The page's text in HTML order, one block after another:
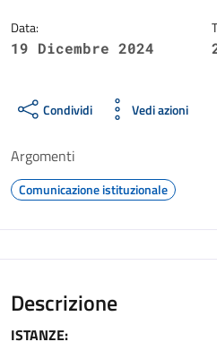
Data:
19 Dicembre 2024
Condividi Vedi azioni
Argomenti
Comunicazione istituzionale
Descrizione
ISTANZE: